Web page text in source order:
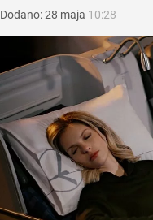
Dodano:28 maja 10:28